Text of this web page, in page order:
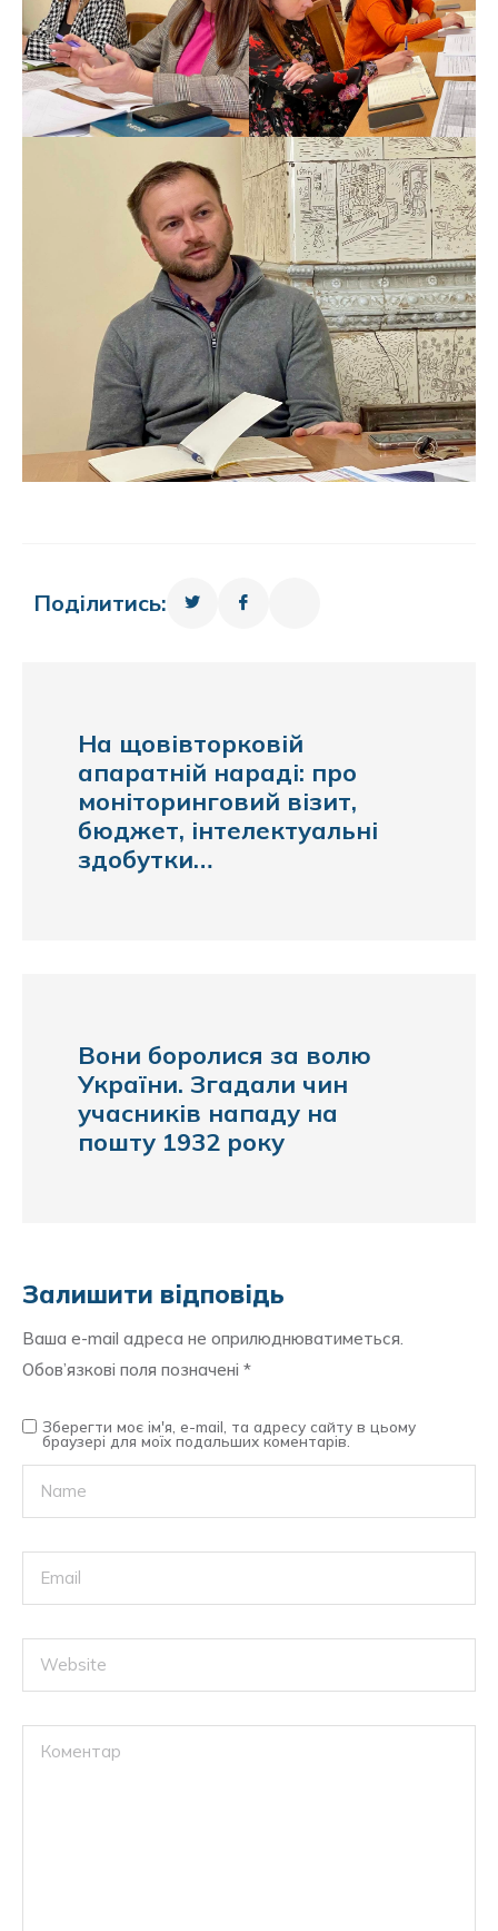
Поділитись:
На щовівторковій
апаратній нараді: про
моніторинговий візит,
бюджет, інтелектуальні
здобутки…
Вони боролися за волю
України. Згадали чин
учасників нападу на
пошту 1932 року
Залишити відповідь
Ваша e-mail адреса не оприлюднюватиметься.
Обов’язкові поля позначені *
Зберегти моє ім'я, e-mail, та адресу сайту в цьому
браузері для моїх подальших коментарів.